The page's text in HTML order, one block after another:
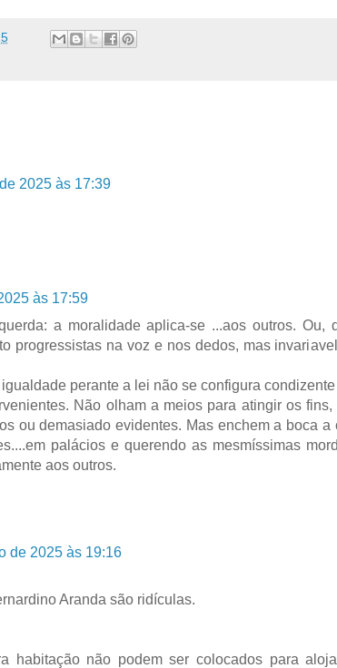
2025 às 17:39
às 17:59
a moralidade aplica-se ...aos outros. Ou,
progressistas na voz e nos dedos, mas
perante a lei não se configura
Não olham a meios para atingir os fins,
ou demasiado evidentes. Mas enchem a boca a
palácios e querendo as mesmíssimas
aos outros.
de 2025 às 19:16
Aranda são ridículas.
habitação não podem ser colocados para